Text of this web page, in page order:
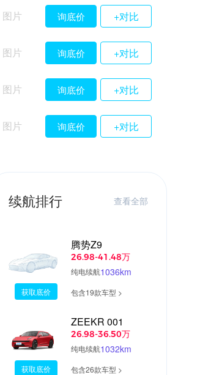
图片 询底价 +对比
图片 询底价 +对比
图片 询底价 +对比
图片 询底价 +对比
的
最「野」带电哈弗 实拍哈弗猛龙
续航排行 查看全部
获取底价
腾势Z9
26.98-41.48万
纯电续航1036km
包含19款车型 >
获取底价
ZEEKR 001
26.98-36.50万
纯电续航1032km
包含26款车型 >